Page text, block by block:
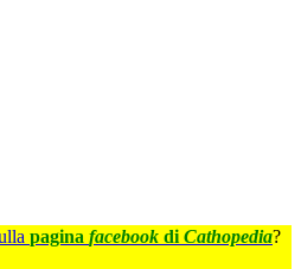
pagina facebook di Cathopedia?